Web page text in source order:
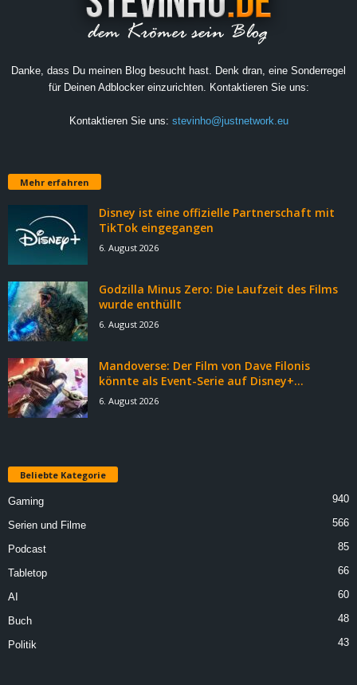
Danke, dass Du meinen Blog besucht hast. Denk dran, eine Sonderregel
für Deinen Adblocker einzurichten. Kontaktieren Sie uns:
Kontaktieren Sie uns: stevinho@justnetwork.eu
Mehr erfahren
Disney ist eine offizielle Partnerschaft mit
TikTok eingegangen
6. August 2026
Godzilla Minus Zero: Die Laufzeit des Films
wurde enthüllt
6. August 2026
Mandoverse: Der Film von Dave Filonis
könnte als Event-Serie auf Disney+...
6. August 2026
Beliebte Kategorie
Gaming 940
Serien und Filme 566
Podcast 85
Tabletop 66
AI 60
Buch 48
Politik 43